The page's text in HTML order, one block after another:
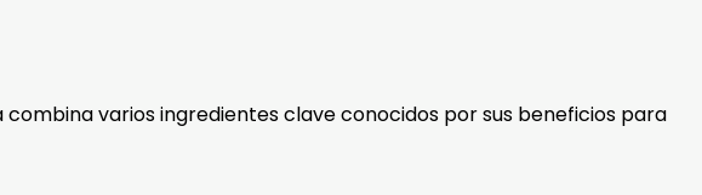
combina varios ingredientes clave conocidos por sus beneficios para